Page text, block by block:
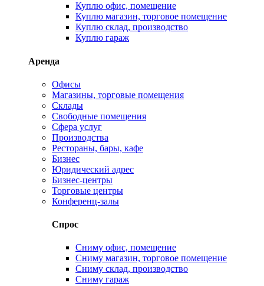
Куплю офис, помещение
Куплю магазин, торговое помещение
Куплю склад, производство
Куплю гараж
Аренда
Офисы
Магазины, торговые помещения
Склады
Свободные помещения
Сфера услуг
Производства
Рестораны, бары, кафе
Бизнес
Юридический адрес
Бизнес-центры
Торговые центры
Конференц-залы
Спрос
Сниму офис, помещение
Сниму магазин, торговое помещение
Сниму склад, производство
Сниму гараж